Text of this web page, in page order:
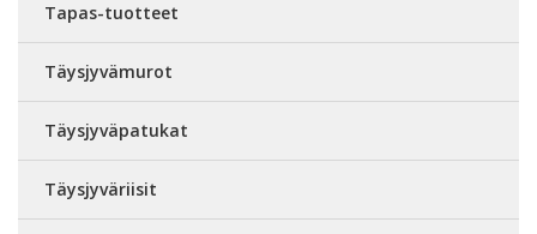
Tapas-tuotteet
Täysjyvämurot
Täysjyväpatukat
Täysjyväriisit